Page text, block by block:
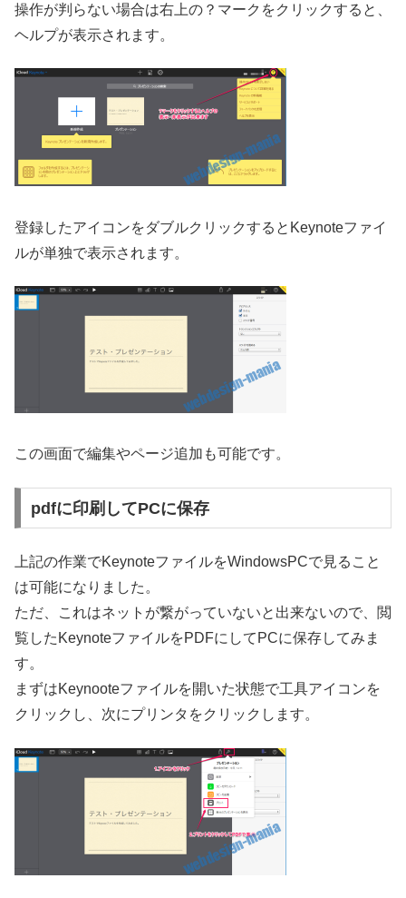
操作が判らない場合は右上の ？マーク をクリックすると、
ヘルプが表示されます。
登録したアイコンをダブルクリックするとKeynoteファイ
ルが単独で表示されます。
この画面で編集やページ追加も可能です。
pdfに印刷してPCに保存
上記の作業でKeynoteファイルをWindowsPCで見ること
は可能になりました。
ただ、これはネットが繋がっていないと出来ないので、閲
覧したKeynoteファイルをPDFにしてPCに保存してみま
す。
まずはKeynooteファイルを開いた状態で工具アイコンを
クリックし、次にプリンタをクリックします。